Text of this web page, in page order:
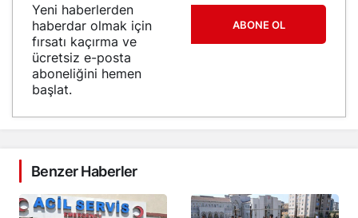
Yeni haberlerden
haberdar olmak için
fırsatı kaçırma ve
ücretsiz e-posta
aboneliğini hemen
başlat.
ABONE OL
Benzer Haberler